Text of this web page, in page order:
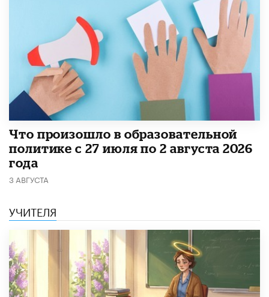
​Что произошло в образовательной
политике с 27 июля по 2 августа 2026
года
3 АВГУСТА
УЧИТЕЛЯ